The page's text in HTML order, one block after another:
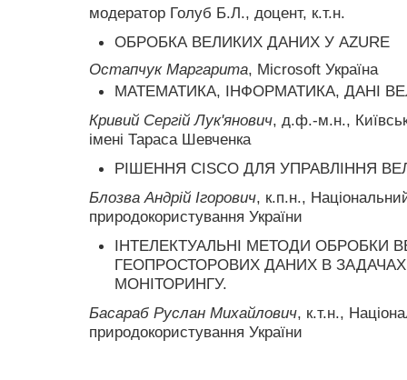
модератор Голуб Б.Л., доцент, к.т.н.
ОБРОБКА ВЕЛИКИХ ДАНИХ У AZURE
Остапчук Маргарита, Microsoft Україна
МАТЕМАТИКА, ІНФОРМАТИКА, ДАНІ
Кривий Сергій Лук'янович, д.ф.-м.н.,
імені Тараса Шевченка
РІШЕННЯ CISCO ДЛЯ УПРАВЛІННЯ
Блозва Андрій Ігорович, к.п.н.,
природокористування України
ІНТЕЛЕКТУАЛЬНІ МЕТОДИ ОБРОБКИ
ГЕОПРОСТОРОВИХ ДАНИХ В
МОНІТОРИНГУ.
Басараб Руслан Михайлович, к.т.н.,
природокористування України